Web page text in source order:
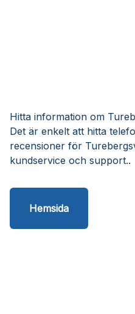
Hitta information om
Det är enkelt att hitta
recensioner för
kundservice och support..
Hemsida